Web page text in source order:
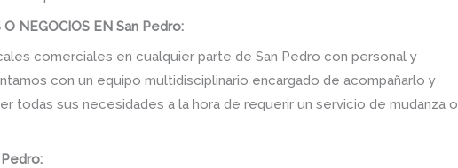
O NEGOCIOS EN San Pedro:
comerciales en cualquier parte de San Pedro con personal y
con un equipo multidisciplinario encargado de acompañarlo y
todas sus necesidades a la hora de requerir un servicio de mudanza o
Pedro: